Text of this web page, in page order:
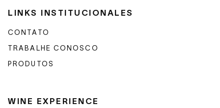
LINKS INSTITUCIONALES
CONTATO
TRABALHE CONOSCO
PRODUTOS
WINE EXPERIENCE